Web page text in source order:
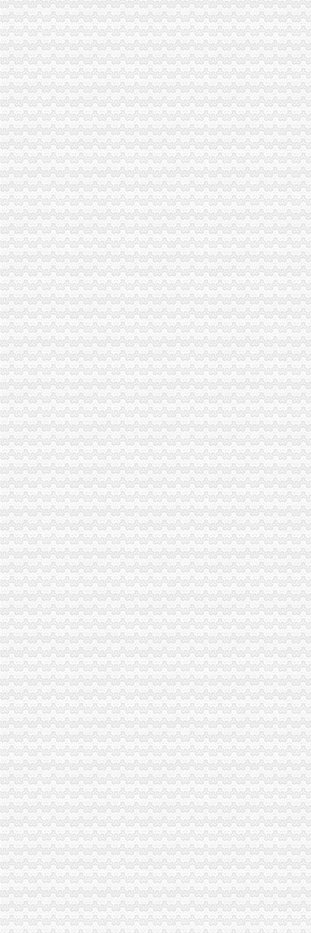
虚拟地址注册公司
海淀超高标准注册公司虚拟地址出租【今日推荐网-北京写字楼租售】
用虚拟地址注册公司海淀公司虚拟注册地址包年检-北京海淀工商注册-
公司注册地址挂靠
公司注册地址可以挂靠吗-慧安中小企业服务中心
深圳注册公司地址挂靠注意事项-爱喇叭网
公司注册地址要求
上海公司注册地址新规定是什么？-知乎
公司注册地址要求-维王教育的日志-网易博客
无地址服务中心
兴安盟创佳美室内环境污染净护服务中心,主营：许可经营项目：无
欢迎访问】无锡四季沐歌太能网站无锡各点售后服务-中心无
无地址注册公司可靠吗
南市无地址注册公司代理记账可靠服务公司-久久信息网
佰达会计代理_可靠的东莞无地址注册公司——八达路无地址注册哪里找
无地址注册公司
无地址注册公司_2017新公司注册信息-58建筑网
深圳公司注册无地址注册专业注册深圳公司_第1页_工商代理_人文_
居民住宅注册公司
A公司承建B公司的居民住宅工程,后来双方因工程质量问题导致纠纷
青岛装修公司：岛居民住宅商业空间写字楼公寓别墅设计装修-青
重庆空壳公司注册
空壳公司意欠薪难执-新闻频道-华龙网
靠空壳公司半年骗400万被判无期-诈骗-辽宁频道
重庆皮包公司注册
麂皮包公司_麂皮包厂家_公司页-阿里巴巴
范冰冰等20余明星新疆开皮包公司为避税？该地区上市能走快速通道！
无办公地址注册公司
【东莞市兴邦税务师事务所有限公司_东莞无地址注册公司,代理记
北京无地址注册公司没有办公地址能不能在北京注册公司？-天使创客
潼南无地址注册公司
宗申动力：2011年公司券受托管理事务年度报告（2015年度）-顶
高级船员甲类二管轮罗二管求职简历-船员求职,海员求职-中国船员招
沙坪坝无地址注册公司
卤菜技术,巫溪卤菜,燕彤卤坊（查看）批发价格,厂家,图片,沙
沙坪坝区居尚莱卡建材经营部_工商信息_电话_地址_信用信息_财务信
九龙坡区无地址注册公司
重庆乾腾装饰设计有限公司2017新招聘信息_电话_地址-58企业名录
【重庆金孔雀科技有限公司2017新招聘信息】_聘网
巴南区无地址注册公司
供应深圳到重庆巴南区区物流公司深圳至巴南区物流专线（图）-供应
巴南区烟草专卖局无主无证运输烟草专卖品案件-重庆市烟草专卖局（
南坪无地址注册公司
重庆川仪南坪分公司|重庆川仪南坪分公司网站
南坪除甲醛公司重庆南坪新房除甲醛公司
两江新区无地址注册公司
重庆市两江新区联合金融股份有限公司_【信用信息_诉讼信息
两江新区发布4个“金10条”招商引资政策
渝北区无地址注册公司
重庆市渝北区渝北粮油贸易公司建材经营部_重庆市_渝北区_企业在线
哪里有好的重庆江北家政公司,重庆渝北家政服务公司哪个好【今日
江北区无地址注册公司
【重庆江北区外资公司注册|香港公司注册|离岸公司注册】-重庆赶集网
专业注册江北服务公司_志趣网
渝中区无地址注册公司
重庆市渝中区客服专员无责任综合底薪4000+招聘_重庆合赢伟业信息
【2017年重庆市渝中区晶琦网吧新招聘信息_电话_地址】-赶集网
重庆无地址办营业执照
重庆市九龙坡区办理营业执照找或金玉缘财务_【公司注
【君信工商,新公司注册,办理营业执照等】-公司注册-重庆赶集网
重庆无地址注册公司
重庆无不能网络服务有限公司
1024_重庆无框窗安装,光房设计制作,重庆形防盗网,重庆无框